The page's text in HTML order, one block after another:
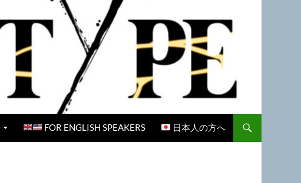
FOR ENGLISH SPEAKERS 日本人の方へ